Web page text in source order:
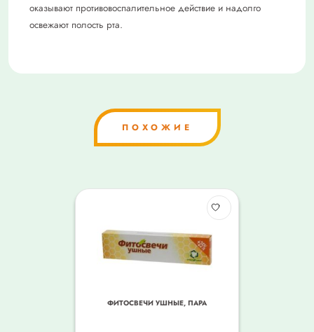
оказывают противовоспалительное действие и надолго
освежают полость рта.
ПОХОЖИЕ
ФИТОСВЕЧИ УШНЫЕ, ПАРА